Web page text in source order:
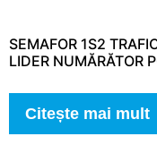
SEMAFOR 1S2
LIDER NUMĂRĂTOR
Citește mai mult